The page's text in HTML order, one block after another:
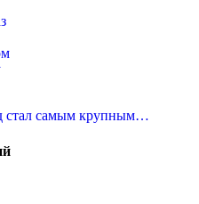
стал самым крупным…